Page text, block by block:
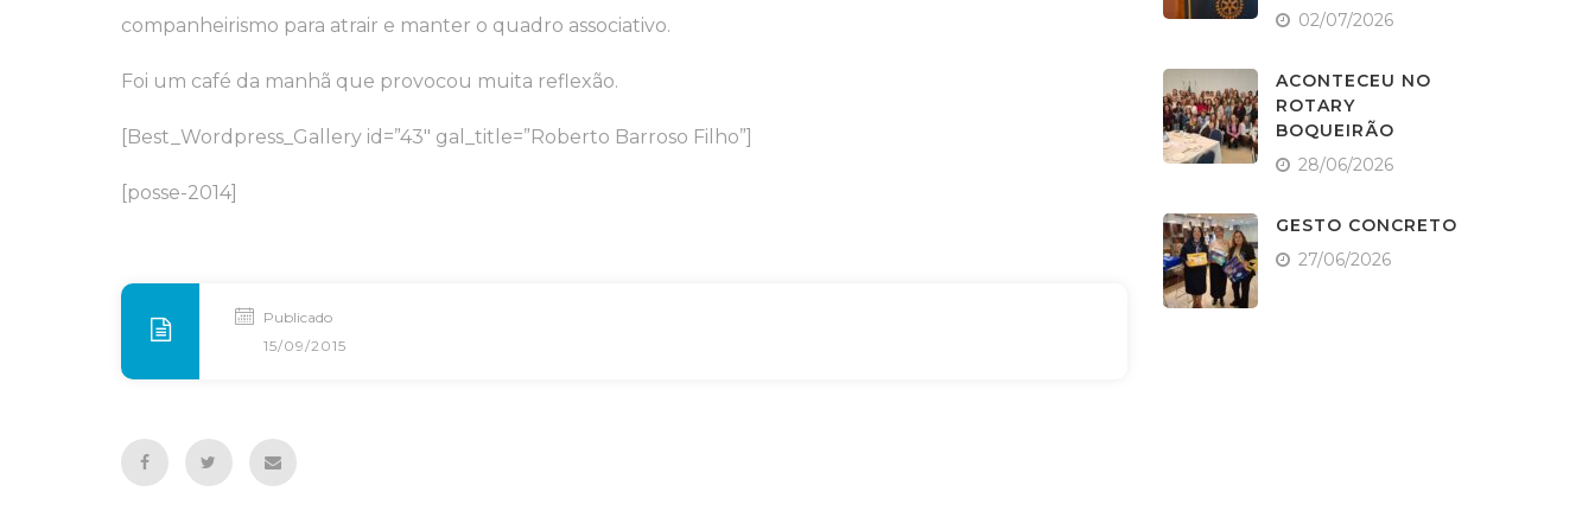
companheirismo para atrair e manter o quadro associativo.
Foi um café da manhã que provocou muita reflexão.
[Best_Wordpress_Gallery id=”43″ gal_title=”Roberto Barroso Filho”]
[posse-2014]
Publicado
15/09/2015
02/07/2026
ACONTECEU NO
ROTARY
BOQUEIRÃO
28/06/2026
GESTO CONCRETO
27/06/2026